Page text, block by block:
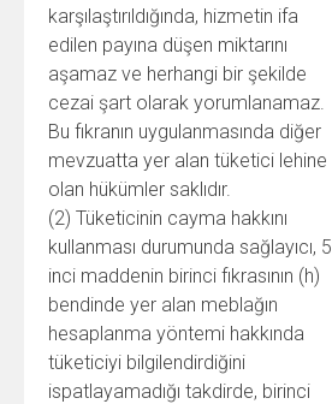
karşılaştırıldığında, hizmetin ifa
edilen payına düşen miktarını
aşamaz ve herhangi bir şekilde
cezai şart olarak yorumlanamaz.
Bu fıkranın uygulanmasında diğer
mevzuatta yer alan tüketici lehine
olan hükümler saklıdır.
(2) Tüketicinin cayma hakkını
kullanması durumunda sağlayıcı, 5
inci maddenin birinci fıkrasının (h)
bendinde yer alan meblağın
hesaplanma yöntemi hakkında
tüketiciyi bilgilendirdiğini
ispatlayamadığı takdirde, birinci